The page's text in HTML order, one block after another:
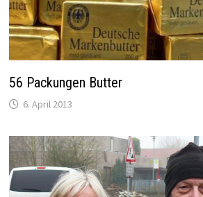
56 Packungen Butter
6. April 2013